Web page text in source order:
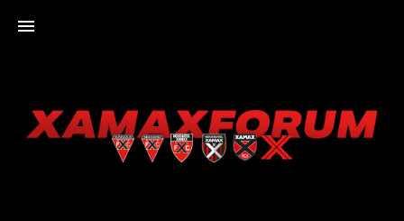
XAMAXFORUM